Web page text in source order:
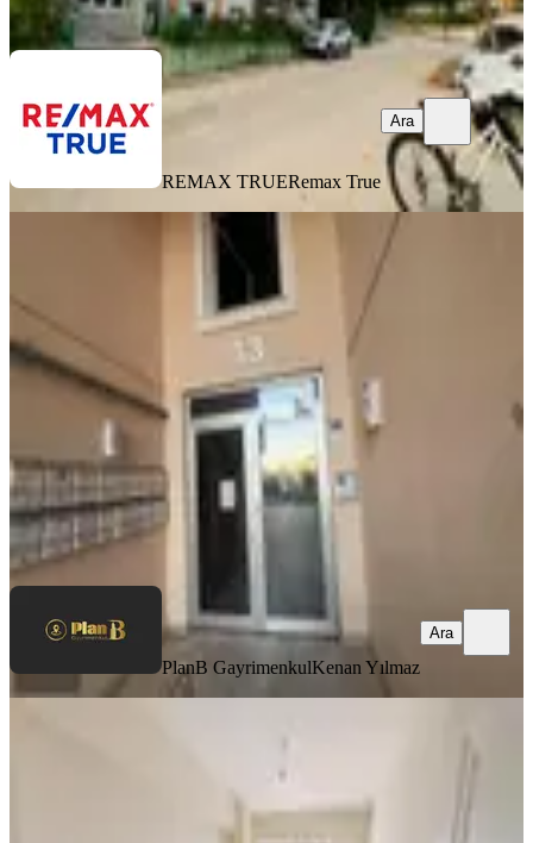
REMAX TRUERemax True
Ara
Huzurun Ve Güvenin Adresi
Kavanyumda 819 Ada
İzmit, Alikahya Atatürk Mahallesi
150 m² ·Yüksek giriş
7.000.000 ₺
PlanB Gayrimenkul Kenan Yılmaz
Ara
PlanB GayrimenkulKenan Yılmaz
Ara
İzmit, Gündoğdu Mahallesi